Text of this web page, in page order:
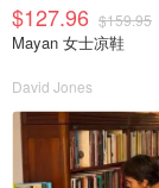
$127.96 $159.95
Mayan 女士凉鞋
David Jones